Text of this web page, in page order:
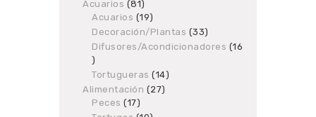
Acuarios 8181
products
Acuarios 1919
products
Decoración/Plantas 3333
products
Difusores/Acondicionadores
16
16
products
Tortugueras 1414
Alimentación 2727
Peces 1717